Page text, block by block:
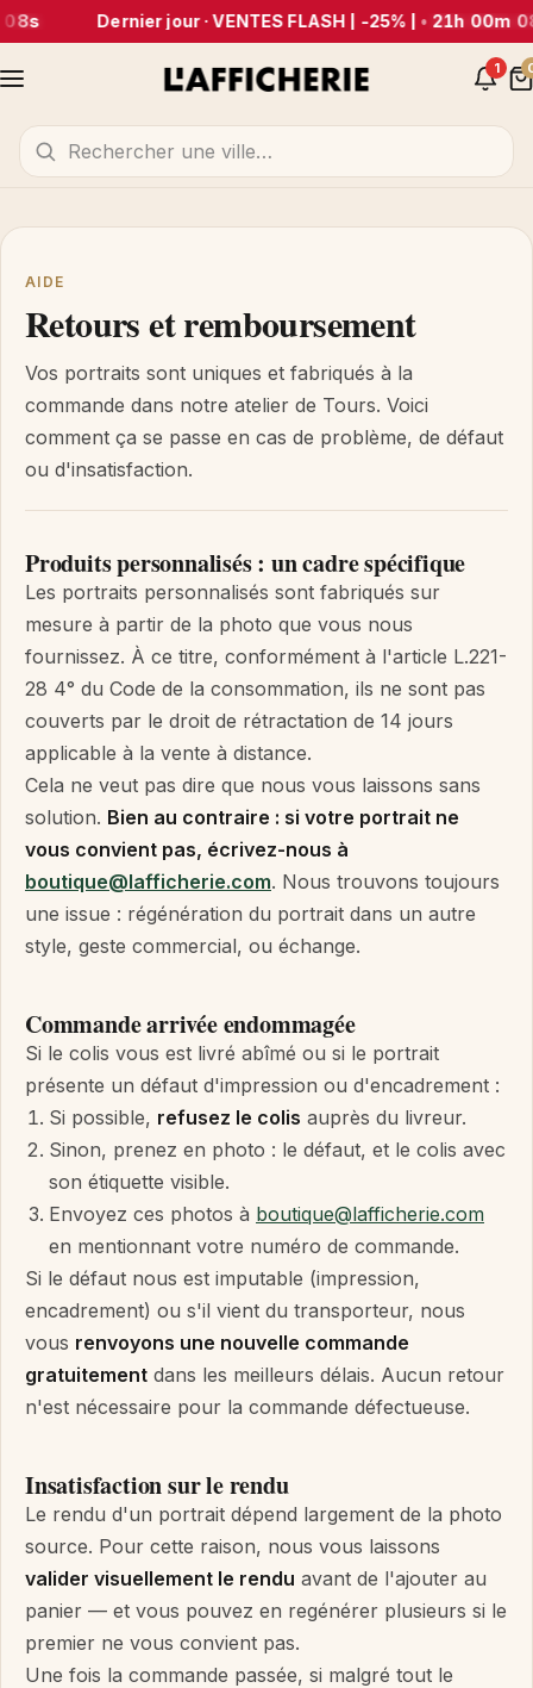
Dernier jour · VENTES FLASH | -25% | •21h 00m
1
AIDE
Retours et remboursement
Vos portraits sont uniques et fabriqués à la
commande dans notre atelier de Tours. Voici
comment ça se passe en cas de problème, de défaut
ou d'insatisfaction.
Produits personnalisés : un cadre spécifique
Les portraits personnalisés sont fabriqués sur
mesure à partir de la photo que vous nous
fournissez. À ce titre, conformément à l'article L.221-
28 4° du Code de la consommation, ils ne sont pas
couverts par le droit de rétractation de 14 jours
applicable à la vente à distance.
Cela ne veut pas dire que nous vous laissons sans
solution. Bien au contraire : si votre portrait ne
vous convient pas, écrivez-nous à
boutique@lafficherie.com. Nous trouvons toujours
une issue : régénération du portrait dans un autre
style, geste commercial, ou échange.
Commande arrivée endommagée
Si le colis vous est livré abîmé ou si le portrait
présente un défaut d'impression ou d'encadrement :
Si possible, refusez le colis auprès du livreur.
Sinon, prenez en photo : le défaut, et le colis avec
son étiquette visible.
Envoyez ces photos à boutique@lafficherie.com
en mentionnant votre numéro de commande.
Si le défaut nous est imputable (impression,
encadrement) ou s'il vient du transporteur, nous
vous renvoyons une nouvelle commande
gratuitement dans les meilleurs délais. Aucun retour
n'est nécessaire pour la commande défectueuse.
Insatisfaction sur le rendu
Le rendu d'un portrait dépend largement de la photo
source. Pour cette raison, nous vous laissons
valider visuellement le rendu avant de l'ajouter au
panier — et vous pouvez en regénérer plusieurs si le
premier ne vous convient pas.
Une fois la commande passée, si malgré tout le